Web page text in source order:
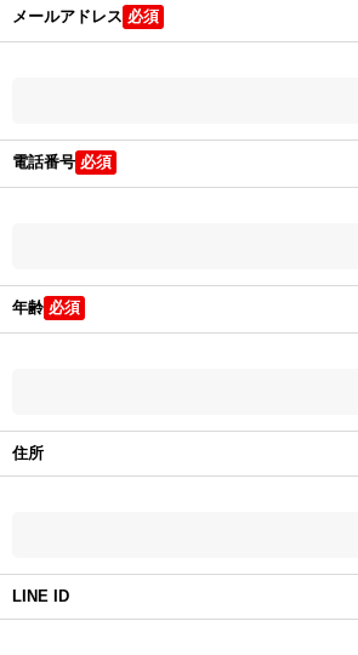
メールアドレス
電話番号
年齢
住所
LINE ID